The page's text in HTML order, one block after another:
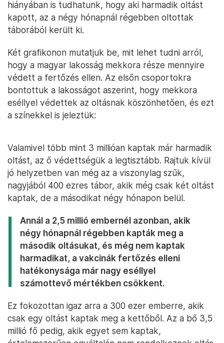
hiányában is tudhatunk, hogy aki harmadik oltást
kapott, az a négy hónapnál régebben oltottak
táborából került ki.
Két grafikonon mutatjuk be, mit lehet tudni arról,
hogy a magyar lakosság mekkora része mennyire
védett a fertőzés ellen. Az elsőn csoportokra
bontottuk a lakosságot aszerint, hogy mekkora
eséllyel védettek az oltásnak köszönhetően, és ezt
a színekkel is jeleztük:
Valamivel több mint 3 millióan kaptak már harmadik
oltást, az ő védettségük a legtisztább. Rajtuk kívül
jó helyzetben van még az a viszonylag szűk,
nagyjából 400 ezres tábor, akik még csak két oltást
kaptak, de a másodikat négy hónapon belül.
Annál a 2,5 millió embernél azonban, akik
négy hónapnál régebben kapták meg a
második oltásukat, és még nem kaptak
harmadikat, a vakcinák fertőzés elleni
hatékonysága már nagy eséllyel
számottevő mértékben csökkent.
Ez fokozottan igaz arra a 300 ezer emberre, akik
csak egy oltást kaptak meg a kettőből. Az a bő 3,5
millió fő pedig, akik egyet sem kaptak,